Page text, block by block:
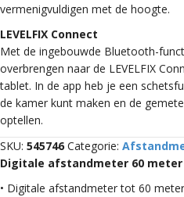
vermenigvuldigen met de hoogte.
LEVELFIX Connect
Met de ingebouwde Bluetooth-
overbrengen naar de LEVELFIX
tablet. In de app heb je een
de kamer kunt maken en de
optellen.
SKU: 545746 Categorie:
Digitale afstandmeter 60 meter
• Digitale afstandmeter tot 60 meter